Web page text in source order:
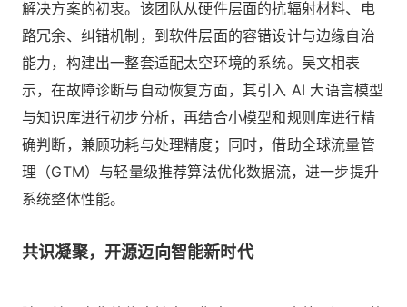
解决方案的初衷。该团队从硬件层面的抗辐射材料、电
路冗余、纠错机制，到软件层面的容错设计与边缘自治
能力，构建出一整套适配太空环境的系统。吴文相表
示，在故障诊断与自动恢复方面，其引入 AI 大语言模型
与知识库进行初步分析，再结合小模型和规则库进行精
确判断，兼顾功耗与处理精度；同时，借助全球流量管
理（GTM）与轻量级推荐算法优化数据流，进一步提升
系统整体性能。
共识凝聚，开源迈向智能新时代